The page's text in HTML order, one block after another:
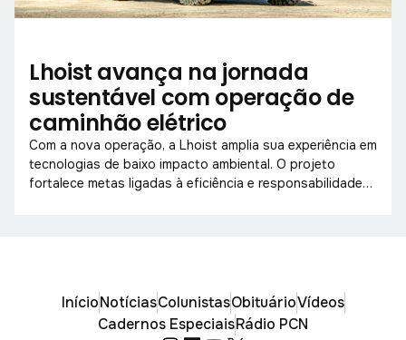
Lhoist avança na jornada
sustentável com operação de
caminhão elétrico
Com a nova operação, a Lhoist amplia sua experiência em
tecnologias de baixo impacto ambiental. O projeto
fortalece metas ligadas à eficiência e responsabilidade
InícioNotíciasColunistasObituárioVídeos
Cadernos EspeciaisRádio PCN